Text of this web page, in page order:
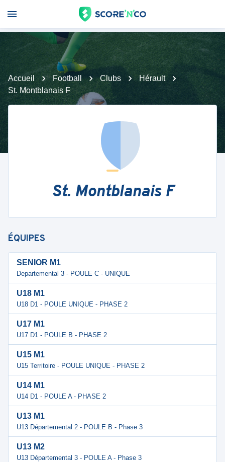
Accueil Football Clubs
Hérault
St. Montblanais F
St. Montblanais F
ÉQUIPES
SENIOR M1
Departemental 3 - POULE C - UNIQUE
U18 M1
U18 D1 - POULE UNIQUE - PHASE 2
U17 M1
U17 D1 - POULE B - PHASE 2
U15 M1
U15 Territoire - POULE UNIQUE - PHASE 2
U14 M1
U14 D1 - POULE A - PHASE 2
U13 M1
U13 Départemental 2 - POULE B - Phase 3
U13 M2
U13 Départemental 3 - POULE A - Phase 3